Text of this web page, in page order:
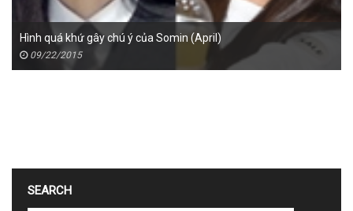
Hình quá khứ gây chú ý của Somin (April)
09/22/2015
SEARCH